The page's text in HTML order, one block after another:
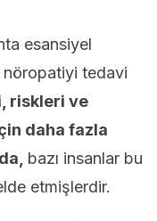
esansiyel
nöropatiyi tedavi
riskleri ve
daha fazla
bazı insanlar bu
etmişlerdir.